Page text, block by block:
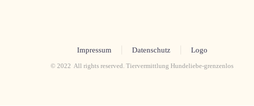
Impressum Datenschutz Logo
© 2022 All rights reserved. Tiervermittlung Hundeliebe-grenzenlos